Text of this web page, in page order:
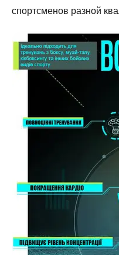
спортсменов разной